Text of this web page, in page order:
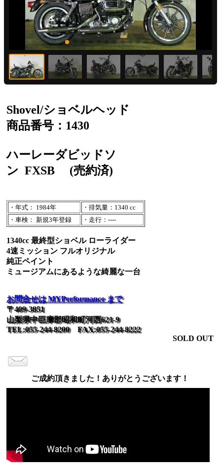
Shovel/ショベルヘッド
商品番号：1430
ハーレーダビッドソ
ン FXSB (売約済)
・年式： 1984年
・排気量：1340 cc
・車検： 新規3年登録
・走行：----
1340cc 最終型ショベル ローライダー
4速ミッション フルオリジナル
純正ペイント
ミュージアムにあるような綺麗な一台
お問合せは MYPerformance まで
〒409-3851
山梨県中巨摩郡昭和町河西621-9
TEL:055-244-8200 FAX:055-244-8222
SOLD OUT
ご成約頂きました！ありがとうございます！